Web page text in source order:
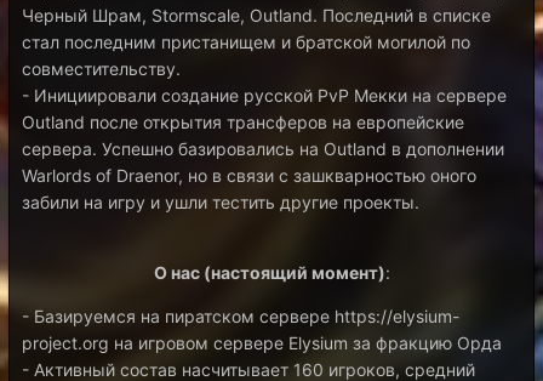
Черный Шрам, Stormscale, Outland. Последний в списке
стал последним пристанищем и братской могилой по
совместительству.
- Инициировали создание русской PvP Мекки на сервере
Outland после открытия трансферов на европейские
сервера. Успешно базировались на Outland в дополнении
Warlords of Draenor, но в связи с зашкварностью оного
забили на игру и ушли тестить другие проекты.
О нас (настоящий момент):
- Базируемся на пиратском сервере https://elysium-
project.org на игровом сервере Elysium за фракцию Орда
- Активный состав насчитывает 160 игроков, средний